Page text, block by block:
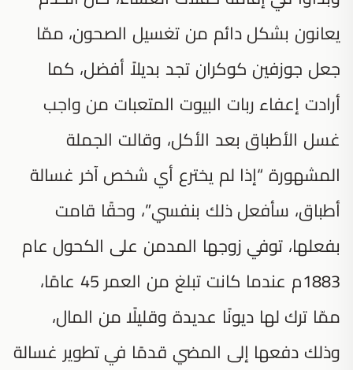
يعانون بشكل دائم من تغسيل الصحون، ممّا
جعل جوزفين كوكران تجد بديلاً أفضل، كما
أرادت إعفاء ربات البيوت المتعبات من واجب
غسل الأطباق بعد الأكل، وقالت الجملة
المشهورة “إذا لم يخترع أي شخص آخر غسالة
أطباق، سأفعل ذلك بنفسي”، وحقًا قامت
بفعلها، توفي زوجها المدمن على الكحول عام
1883م عندما كانت تبلغ من العمر 45 عامًا،
ممّا ترك لها ديونًا عديدة وقليلًا من المال،
وذلك دفعها إلى المضي قدمًا في تطوير غسالة